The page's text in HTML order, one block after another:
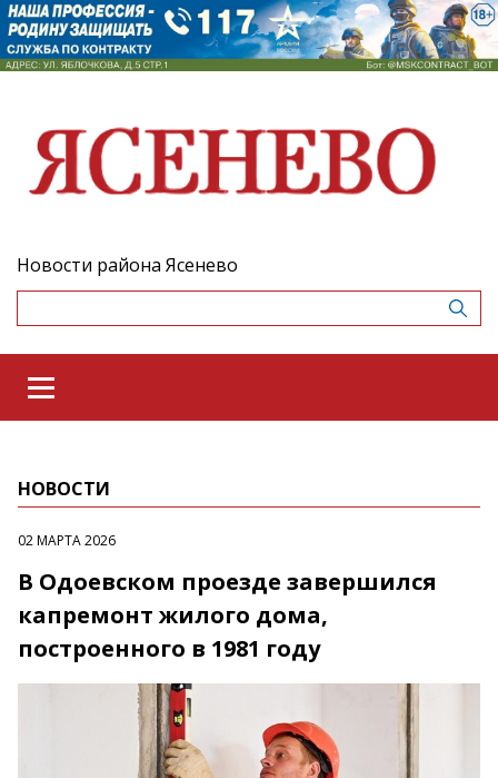
Новости района Ясенево
НОВОСТИ
02 МАРТА 2026
В Одоевском проезде завершился
капремонт жилого дома,
построенного в 1981 году